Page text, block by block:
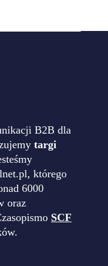
B2B dla
targi
którego
6000
oraz
SCF